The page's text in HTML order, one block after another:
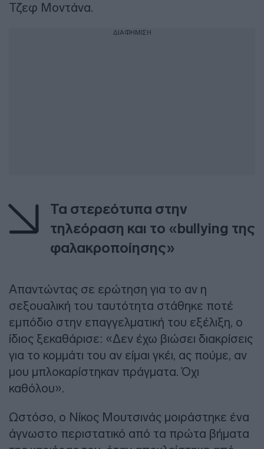
Τζεφ Μοντάνα.
ΔΙΑΦΗΜΙΣΗ
Τα στερεότυπα στην
τηλεόραση και το «bullying της
φαλακροποίησης»
Απαντώντας σε ερώτηση για το αν η
σεξουαλική του ταυτότητα στάθηκε ποτέ
εμπόδιο στην επαγγελματική του εξέλιξη, ο
ίδιος ξεκαθάρισε: «Δεν έχω βιώσει διακρίσεις
για το κομμάτι του αν είμαι γκέι, ας πούμε, αν
μου μπλοκαρίστηκαν πράγματα. Όχι
καθόλου».
Ωστόσο, ο Νίκος Μουτσινάς μοιράστηκε ένα
άγνωστο περιστατικό από τα πρώτα βήματα